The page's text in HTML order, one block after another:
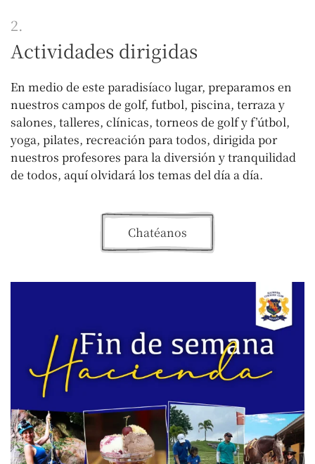
2.
Actividades dirigidas
En medio de este paradisíaco lugar, preparamos en
nuestros campos de golf, futbol, piscina, terraza y
salones, talleres, clínicas, torneos de golf y f’útbol,
yoga, pilates, recreación para todos, dirigida por
nuestros profesores para la diversión y tranquilidad
de todos, aquí olvidará los temas del día a día.
Chatéanos